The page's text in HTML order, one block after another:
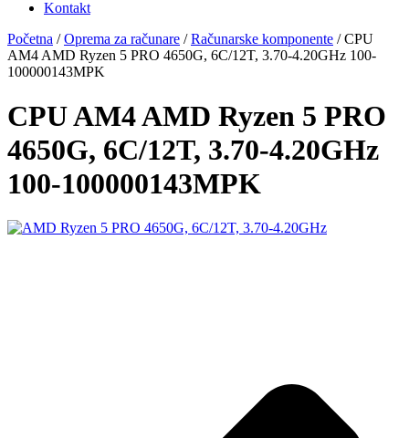
Kontakt
Početna /Oprema za računare /Računarske komponente / CPU
AM4 AMD Ryzen 5 PRO 4650G, 6C/12T, 3.70-4.20GHz 100-
100000143MPK
CPU AM4 AMD Ryzen 5 PRO
4650G, 6C/12T, 3.70-4.20GHz
100-100000143MPK